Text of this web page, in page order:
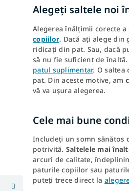
Alegeți saltele noi
Alegerea înălțimii corecte
copiilor. Dacă ați alege din
ridicați din pat. Sau, dacă
să nu fie suficient de
patul suplimentar. O saltea
pat. Din aceste motive, am
vă va ușura alegerea.
Cele mai bune
Includeți un somn sănătos
potrivită. Saltelele mai
arcuri de calitate,
paturile copiilor sau
puteți trece direct la